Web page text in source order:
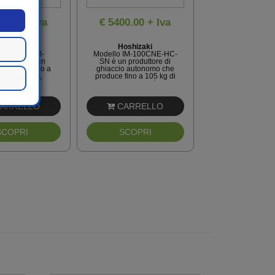
+ Iva
modello IM-
HC-SN è un
di ghiaccio a
autonomo,
fino a 30 kg
di ghiaccio di
ogni 24 ore.
anche i
€ 5400.00 + Iva
Hoshizaki
Modello IM-100CNE-HC-
SN è un produttore di
ghiaccio autonomo che
produce fino a 105 kg di
anche i più severi
requisiti di igiene, ...
CARRELLO
SCOPRI